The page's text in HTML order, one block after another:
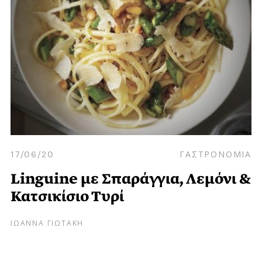
17/06/20 ΓΑΣΤΡΟΝΟΜΙΑ
Linguine με Σπαράγγια, Λεμόνι &
Κατσικίσιο Τυρί
ΙΩΑΝΝΑ ΓΙΩΤΑΚΗ